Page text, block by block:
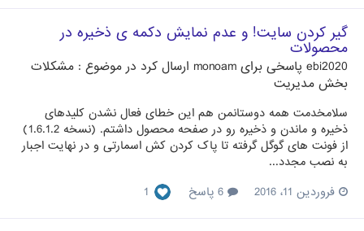
گیر کردن سایت! و عدم نمایش دکمه ی ذخیره در
محصولات
ebi2020 پاسخی برای monoam ارسال کرد در موضوع : مشکلات
بخش مدیریت
سلامخدمت همه دوستانمن هم این خطای فعال نشدن کلیدهای
ذخیره و ماندن و ذخیره رو در صفحه محصول داشتم. (نسخه 1.6.1.2)
از فونت های گوگل گرفته تا پاک کردن کش اسمارتی و در نهایت اجبار
به نصب مجدد...
فروردین 11، 2016
1